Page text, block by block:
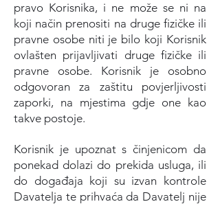
pravo Korisnika, i ne može se ni na
koji način prenositi na druge fizičke ili
pravne osobe niti je bilo koji Korisnik
ovlašten prijavljivati druge fizičke ili
pravne osobe. Korisnik je osobno
odgovoran za zaštitu povjerljivosti
zaporki, na mjestima gdje one kao
takve postoje.
Korisnik je upoznat s činjenicom da
ponekad dolazi do prekida usluga, ili
do događaja koji su izvan kontrole
Davatelja te prihvaća da Davatelj nije